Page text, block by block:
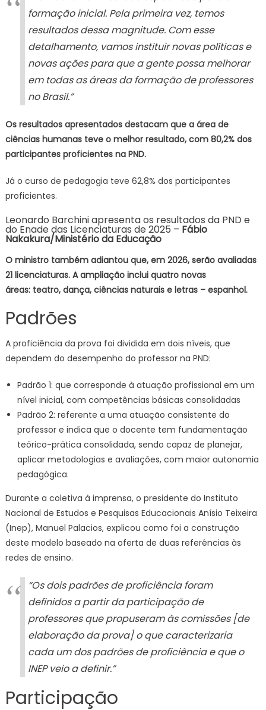
formação inicial. Pela primeira vez, temos
resultados dessa magnitude. Com esse
detalhamento, vamos instituir novas políticas e
novas ações para que a gente possa melhorar
em todas as áreas da formação de professores
no Brasil.”
Os resultados apresentados destacam que a área de
ciências humanas teve o melhor resultado, com 80,2% dos
participantes proficientes na PND.
Já o curso de pedagogia teve 62,8% dos participantes
proficientes.
Leonardo Barchini apresenta os resultados da PND e
do Enade das Licenciaturas de 2025 – Fábio
Nakakura/Ministério da Educação
O ministro também adiantou que, em 2026, serão avaliadas
21 licenciaturas. A ampliação inclui quatro novas
áreas: teatro, dança, ciências naturais e letras – espanhol.
Padrões
A proficiência da prova foi dividida em dois níveis, que
dependem do desempenho do professor na PND:
Padrão 1: que corresponde à atuação profissional em um
nível inicial, com competências básicas consolidadas
Padrão 2: referente a uma atuação consistente do
professor e indica que o docente tem fundamentação
teórico-prática consolidada, sendo capaz de planejar,
aplicar metodologias e avaliações, com maior autonomia
pedagógica.
Durante a coletiva à imprensa, o presidente do Instituto
Nacional de Estudos e Pesquisas Educacionais Anísio Teixeira
(Inep), Manuel Palacios, explicou como foi a construção
deste modelo baseado na oferta de duas referências às
redes de ensino.
“Os dois padrões de proficiência foram
definidos a partir da participação de
professores que propuseram às comissões [de
elaboração da prova] o que caracterizaria
cada um dos padrões de proficiência e que o
INEP veio a definir.”
Participação